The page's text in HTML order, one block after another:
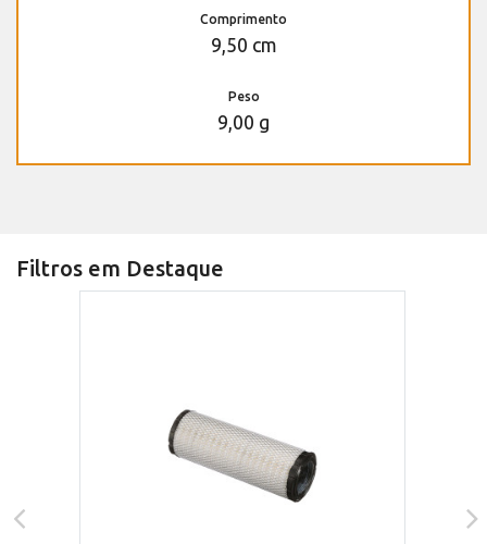
Comprimento
9,50 cm
Peso
9,00 g
Filtros em Destaque